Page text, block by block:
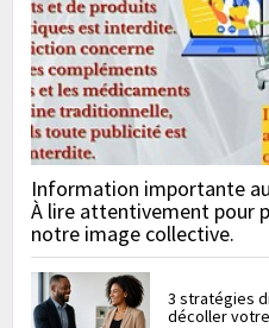
Information importante
À lire attentivement pour
notre image collective.
3 stratégies
décoller